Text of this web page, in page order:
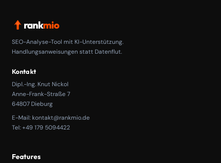
rankmio
SEO-Analyse-Tool mit KI-Unterstützung.
Handlungsanweisungen statt Datenflut.
Kontakt
Dipl.-Ing. Knut Nickol
Anne-Frank-Straße 7
64807 Dieburg
E-Mail:kontakt@rankmio.de
Tel: +49 179 5094422
Features